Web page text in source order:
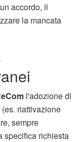
accordo, il
la mancata
l'adozione di
riattivazione
sempre
specifica richiesta